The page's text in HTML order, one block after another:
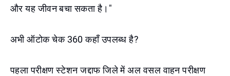
और यह जीवन बचा सकता है।"
अभी ऑटोक चेक 360 कहाँ उपलब्ध है?
पहला परीक्षण स्टेशन जद्दाफ जिले में अल वसल वाहन परीक्षण